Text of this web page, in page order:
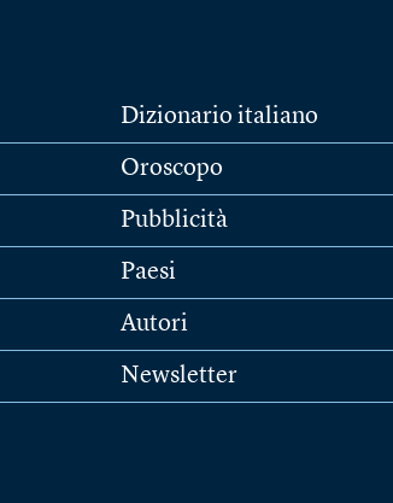
Dizionario italiano
Oroscopo
Pubblicità
Paesi
Autori
Newsletter